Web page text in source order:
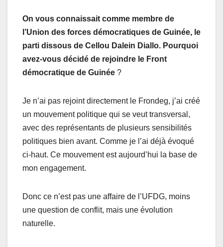
On vous connaissait comme membre de
l’Union des forces démocratiques de Guinée, le
parti dissous de Cellou Dalein Diallo. Pourquoi
avez-vous décidé de rejoindre le Front
démocratique de Guinée ?
Je n’ai pas rejoint directement le Frondeg, j’ai créé
un mouvement politique qui se veut transversal,
avec des représentants de plusieurs sensibilités
politiques bien avant. Comme je l’ai déjà évoqué
ci-haut. Ce mouvement est aujourd’hui la base de
mon engagement.
Donc ce n’est pas une affaire de l’UFDG, moins
une question de conflit, mais une évolution
naturelle.